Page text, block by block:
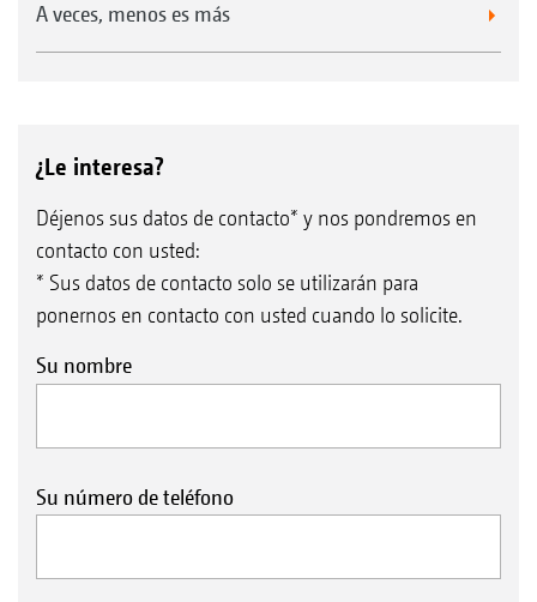
A veces, menos es más
¿Le interesa?
Déjenos sus datos de contacto* y nos pondremos en
contacto con usted:
* Sus datos de contacto solo se utilizarán para
ponernos en contacto con usted cuando lo solicite.
Su nombre
Su número de teléfono